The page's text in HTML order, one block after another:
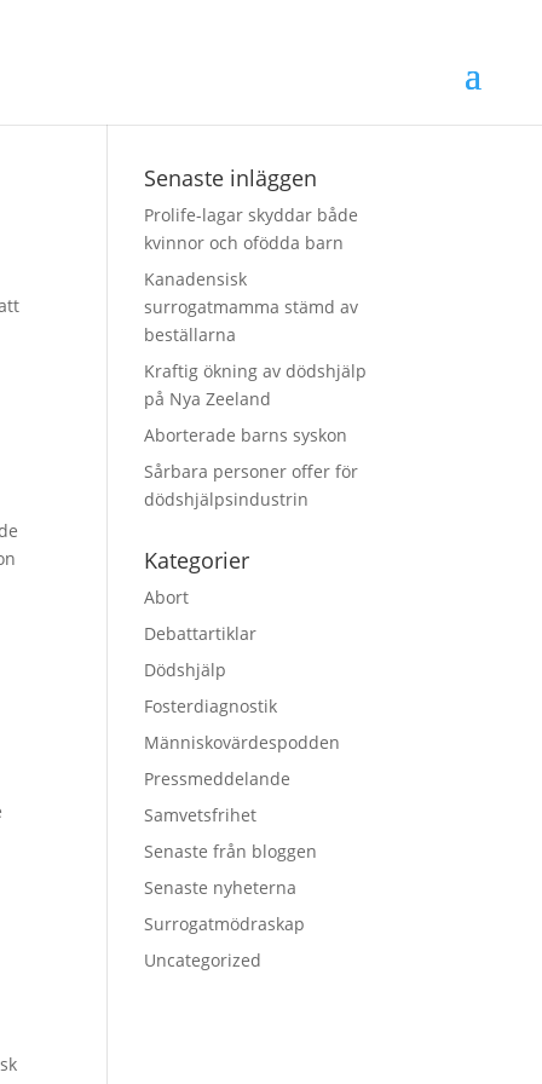
Senaste inläggen
Prolife-lagar skyddar både
kvinnor och ofödda barn
Kanadensisk
surrogatmamma stämd av
beställarna
Kraftig ökning av dödshjälp
på Nya Zeeland
Aborterade barns syskon
Sårbara personer offer för
dödshjälpsindustrin
Kategorier
Abort
Debattartiklar
Dödshjälp
Fosterdiagnostik
Människovärdespodden
Pressmeddelande
Samvetsfrihet
Senaste från bloggen
Senaste nyheterna
Surrogatmödraskap
Uncategorized